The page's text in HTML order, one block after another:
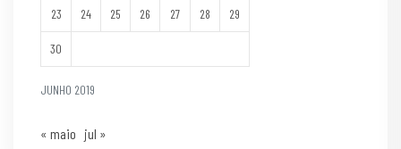
JUNHO 2019
23 24 25 26 27 28 29
30
« maio jul »